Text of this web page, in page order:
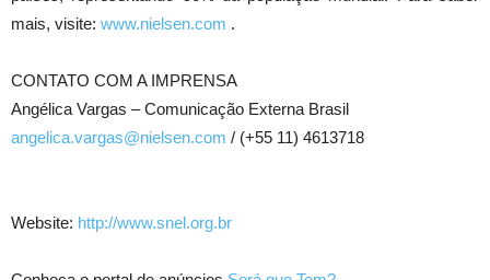
mais, visite: www.nielsen.com .
CONTATO COM A IMPRENSA
Angélica Vargas – Comunicação Externa Brasil
angelica.vargas@nielsen.com / (+55 11) 4613718
Website: http://www.snel.org.br